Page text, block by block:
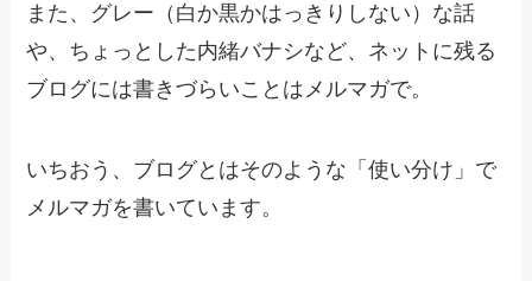
また、グレー（白か黒かはっきりしない）な話
や、ちょっとした内緒バナシなど、ネットに残る
ブログには書きづらいことはメルマガで。
いちおう、ブログとはそのような「使い分け」で
メルマガを書いています。